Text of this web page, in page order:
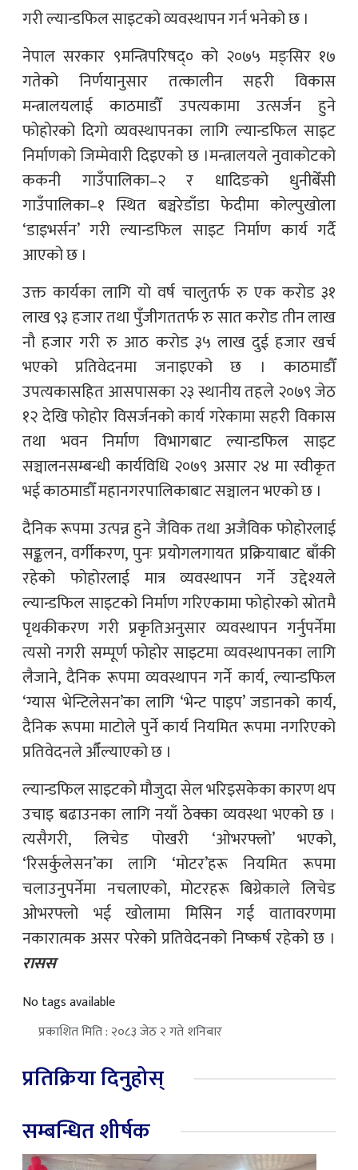
गरी ल्यान्डफिल साइटको व्यवस्थापन गर्न भनेको छ ।
नेपाल सरकार ९मन्त्रिपरिषद्० को २०७५ मङ्सिर १७
गतेको निर्णयानुसार तत्कालीन सहरी विकास
मन्त्रालयलाई काठमाडौँ उपत्यकामा उत्सर्जन हुने
फोहोरको दिगो व्यवस्थापनका लागि ल्यान्डफिल साइट
निर्माणको जिम्मेवारी दिइएको छ ।मन्त्रालयले नुवाकोटको
ककनी गाउँपालिका–२ र धादिङको धुनीबेँसी
गाउँपालिका–१ स्थित बञ्चरेडाँडा फेदीमा कोल्पुखोला
‘डाइभर्सन’ गरी ल्यान्डफिल साइट निर्माण कार्य गर्दै
आएको छ ।
उक्त कार्यका लागि यो वर्ष चालुतर्फ रु एक करोड ३१
लाख ९३ हजार तथा पुँजीगततर्फ रु सात करोड तीन लाख
नौ हजार गरी रु आठ करोड ३५ लाख दुई हजार खर्च
भएको प्रतिवेदनमा जनाइएको छ । काठमाडौँ
उपत्यकासहित आसपासका २३ स्थानीय तहले २०७९ जेठ
१२ देखि फोहोर विसर्जनको कार्य गरेकामा सहरी विकास
तथा भवन निर्माण विभागबाट ल्यान्डफिल साइट
सञ्चालनसम्बन्धी कार्यविधि २०७९ असार २४ मा स्वीकृत
भई काठमाडौँ महानगरपालिकाबाट सञ्चालन भएको छ ।
दैनिक रूपमा उत्पन्न हुने जैविक तथा अजैविक फोहोरलाई
सङ्कलन, वर्गीकरण, पुनः प्रयोगलगायत प्रक्रियाबाट बाँकी
रहेको फोहोरलाई मात्र व्यवस्थापन गर्ने उद्देश्यले
ल्यान्डफिल साइटको निर्माण गरिएकामा फोहोरको स्रोतमै
पृथकीकरण गरी प्रकृतिअनुसार व्यवस्थापन गर्नुपर्नेमा
त्यसो नगरी सम्पूर्ण फोहोर साइटमा व्यवस्थापनका लागि
लैजाने, दैनिक रूपमा व्यवस्थापन गर्ने कार्य, ल्यान्डफिल
‘ग्यास भेन्टिलेसन’का लागि ‘भेन्ट पाइप’ जडानको कार्य,
दैनिक रूपमा माटोले पुर्ने कार्य नियमित रूपमा नगरिएको
प्रतिवेदनले औँल्याएको छ ।
ल्यान्डफिल साइटको मौजुदा सेल भरिइसकेका कारण थप
उचाइ बढाउनका लागि नयाँ ठेक्का व्यवस्था भएको छ ।
त्यसैगरी, लिचेड पोखरी ‘ओभरफ्लो’ भएको,
‘रिसर्कुलेसन’का लागि ‘मोटर’हरू नियमित रूपमा
चलाउनुपर्नेमा नचलाएको, मोटरहरू बिग्रेकाले लिचेड
ओभरफ्लो भई खोलामा मिसिन गई वातावरणमा
नकारात्मक असर परेको प्रतिवेदनको निष्कर्ष रहेको छ ।
रासस
No tags available
प्रकाशित मिति : २०८३ जेठ २ गते शनिबार
प्रतिक्रिया दिनुहोस्
सम्बन्धित शीर्षक